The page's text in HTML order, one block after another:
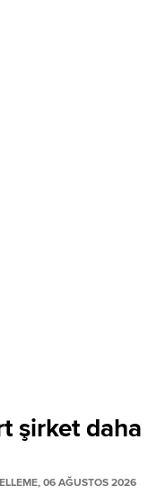
şirket daha
06 AĞUSTOS 2026